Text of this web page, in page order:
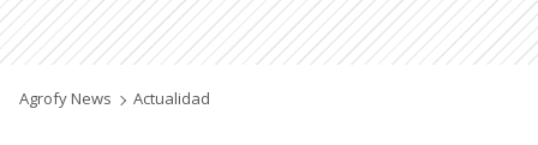
Agrofy News Actualidad